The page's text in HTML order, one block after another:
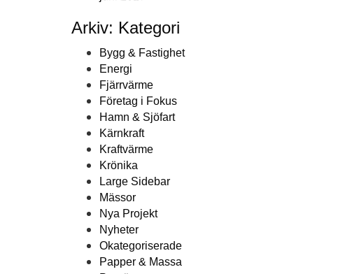
Arkiv: Kategori
Bygg & Fastighet
Energi
Fjärrvärme
Företag i Fokus
Hamn & Sjöfart
Kärnkraft
Kraftvärme
Krönika
Large Sidebar
Mässor
Nya Projekt
Nyheter
Okategoriserade
Papper & Massa